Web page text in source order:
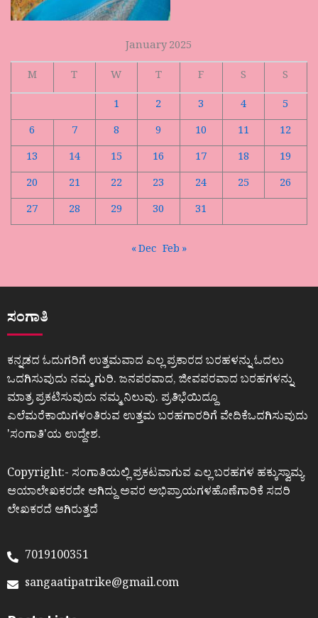
January 2025
M
T W T F S
S
1
2 3 4
5
6
7 8 9 10 11
12
13
14 15 16 17 18
19
20
21 22 23 24 25
26
27
28 29 30 31
« Dec Feb »
ಸಂಗಾತಿ
ಕನ್ನಡದ ಓದುಗರಿಗೆ ಉತ್ತಮವಾದ ಎಲ್ಲ ಪ್ರಕಾರದ ಬರಹಳನ್ನು ಓದಲು
ಒದಗಿಸುವುದು ನಮ್ಮ ಗುರಿ. ಜನಪರವಾದ, ಜೀವಪರವಾದ ಬರಹಗಳನ್ನು
ಮಾತ್ರ ಪ್ರಕಟಿಸುವುದು ನಮ್ಮ ನಿಲುವು. ಪ್ರತಿಭೆಯಿದ್ದೂ
ಎಲೆಮರೆಕಾಯಿಗಳಂತಿರುವ ಉತ್ತಮ ಬರಹಗಾರರಿಗೆ ವೇದಿಕೆಒದಗಿಸುವುದು
ʼಸಂಗಾತಿʼಯ ಉದ್ದೇಶ.
Copyright:- ಸಂಗಾತಿಯಲ್ಲಿ ಪ್ರಕಟವಾಗುವ ಎಲ್ಲ ಬರಹಗಳ ಹಕ್ಕುಸ್ವಾಮ್ಯ
ಆಯಾಲೇಖಕರದೇ ಆಗಿದ್ದು ಅವರ ಅಭಿಪ್ರಾಯಗಳಹೊಣೆಗಾರಿಕೆ ಸದರಿ
ಲೇಖಕರದೆ ಆಗಿರುತ್ತದೆ
7019100351
sangaatipatrike@gmail.com